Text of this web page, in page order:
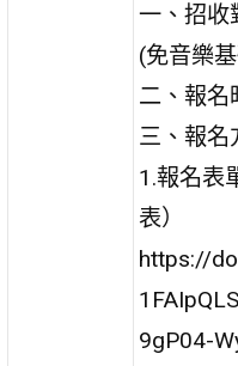
一、招收
(免音樂
二、報名
三、報名
1.報名表
表）
https://
9gP04-